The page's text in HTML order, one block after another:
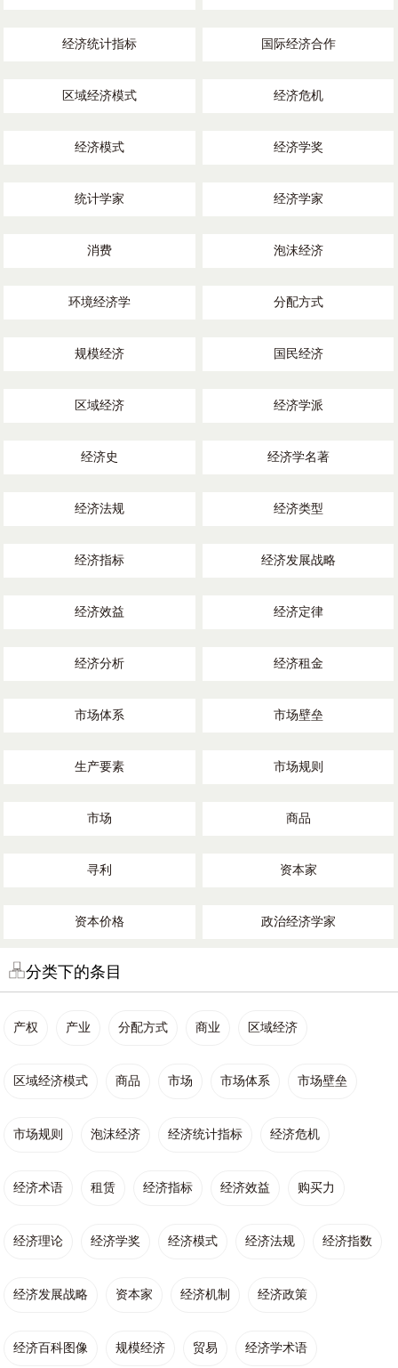
经济统计指标 国际经济合作
区域经济模式 经济危机
经济模式 经济学奖
统计学家 经济学家
消费 泡沫经济
环境经济学 分配方式
规模经济 国民经济
区域经济 经济学派
经济史 经济学名著
经济法规 经济类型
经济指标 经济发展战略
经济效益 经济定律
经济分析 经济租金
市场体系 市场壁垒
生产要素 市场规则
市场 商品
寻利 资本家
资本价格 政治经济学家
分类下的条目
产权 产业 分配方式 商业 区域经济
区域经济模式 商品 市场 市场体系 市场壁垒
市场规则 泡沫经济 经济统计指标 经济危机
经济术语 租赁 经济指标 经济效益 购买力
经济理论 经济学奖 经济模式 经济法规 经济指数
经济发展战略 资本家 经济机制 经济政策
经济百科图像 规模经济 贸易 经济学术语